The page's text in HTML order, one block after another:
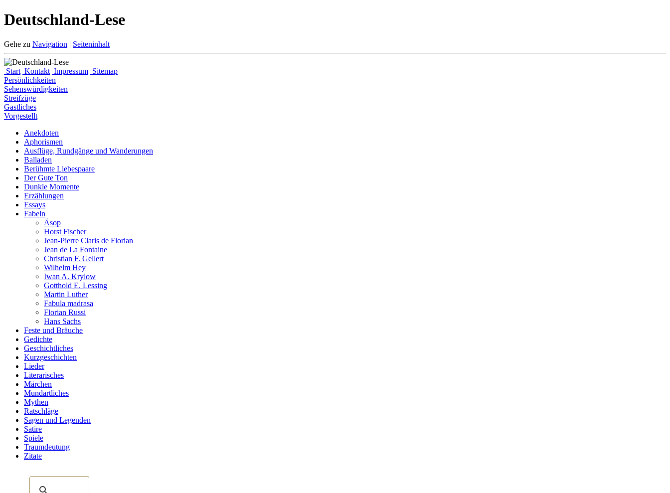
Deutschland-Lese
Gehe zu Navigation | Seiteninhalt
Start Kontakt Impressum Sitemap
Persönlichkeiten
Sehenswürdigkeiten
Streifzüge
Gastliches
Vorgestellt
Anekdoten
Aphorismen
Ausflüge, Rundgänge und Wanderungen
Balladen
Berühmte Liebespaare
Der Gute Ton
Dunkle Momente
Erzählungen
Essays
Fabeln
Äsop
Horst Fischer
Jean-Pierre Claris de Florian
Jean de La Fontaine
Christian F. Gellert
Wilhelm Hey
Iwan A. Krylow
Gotthold E. Lessing
Martin Luther
Fabula madrasa
Florian Russi
Hans Sachs
Feste und Bräuche
Gedichte
Geschichtliches
Kurzgeschichten
Lieder
Literarisches
Märchen
Mundartliches
Mythen
Ratschläge
Sagen und Legenden
Satire
Spiele
Traumdeutung
Zitate